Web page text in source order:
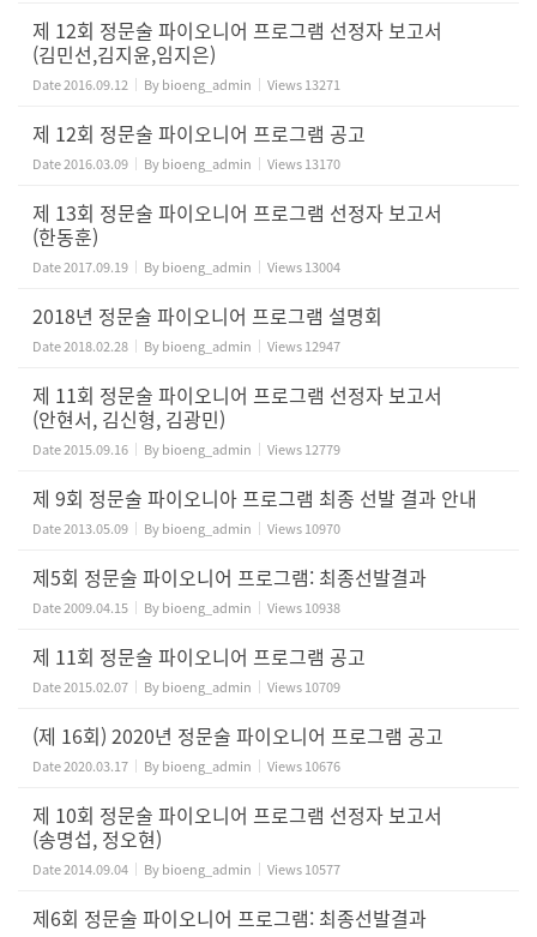
제 12회 정문술 파이오니어 프로그램 선정자 보고서
(김민선,김지윤,임지은)
Date2016.09.12 Bybioeng_admin Views13271
제 12회 정문술 파이오니어 프로그램 공고
Date2016.03.09 Bybioeng_admin Views13170
제 13회 정문술 파이오니어 프로그램 선정자 보고서
(한동훈)
Date2017.09.19 Bybioeng_admin Views13004
2018년 정문술 파이오니어 프로그램 설명회
Date2018.02.28 Bybioeng_admin Views12947
제 11회 정문술 파이오니어 프로그램 선정자 보고서
(안현서, 김신형, 김광민)
Date2015.09.16 Bybioeng_admin Views12779
제 9회 정문술 파이오니아 프로그램 최종 선발 결과 안내
Date2013.05.09 Bybioeng_admin Views10970
제5회 정문술 파이오니어 프로그램: 최종선발결과
Date2009.04.15 Bybioeng_admin Views10938
제 11회 정문술 파이오니어 프로그램 공고
Date2015.02.07 Bybioeng_admin Views10709
(제 16회) 2020년 정문술 파이오니어 프로그램 공고
Date2020.03.17 Bybioeng_admin Views10676
제 10회 정문술 파이오니어 프로그램 선정자 보고서
(송명섭, 정오현)
Date2014.09.04 Bybioeng_admin Views10577
제6회 정문술 파이오니어 프로그램: 최종선발결과